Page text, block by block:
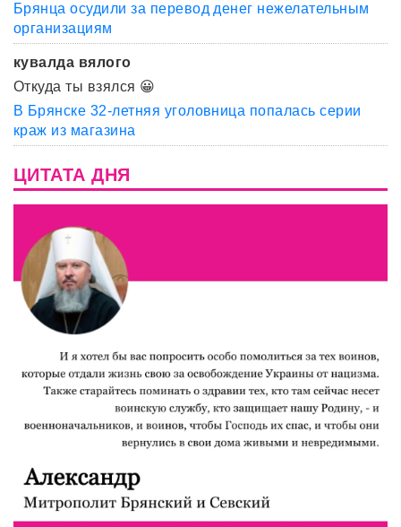
Брянца осудили за перевод денег нежелательным
организациям
кувалда вялого
Откуда ты взялся 😀
В Брянске 32-летняя уголовница попалась серии
краж из магазина
ЦИТАТА ДНЯ